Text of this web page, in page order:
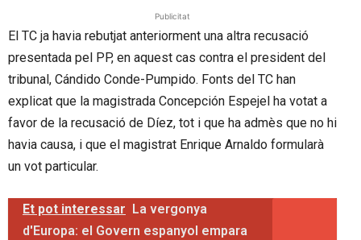
Publicitat
El TC ja havia rebutjat anteriorment una altra recusació
presentada pel PP, en aquest cas contra el president del
tribunal, Cándido Conde-Pumpido. Fonts del TC han
explicat que la magistrada Concepción Espejel ha votat a
favor de la recusació de Díez, tot i que ha admès que no hi
havia causa, i que el magistrat Enrique Arnaldo formularà
un vot particular.
Et pot interessar La vergonya
d'Europa: el Govern espanyol empara